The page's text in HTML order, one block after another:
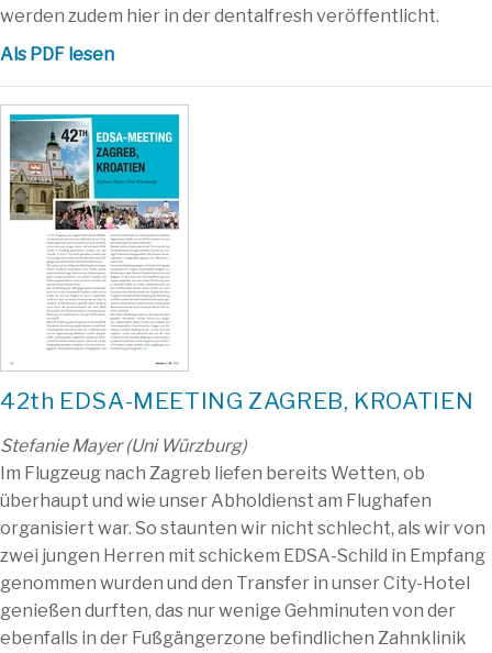
werden zudem hier in der dentalfresh veröffentlicht.
Als PDF lesen
42th EDSA-MEETING ZAGREB, KROATIEN
Stefanie Mayer (Uni Würzburg)
Im Flugzeug nach Zagreb liefen bereits Wetten, ob
überhaupt und wie unser Abholdienst am Flughafen
organisiert war. So staunten wir nicht schlecht, als wir von
zwei jungen Herren mit schickem EDSA-Schild in Empfang
genommen wurden und den Transfer in unser City-Hotel
genießen durften, das nur wenige Gehminuten von der
ebenfalls in der Fußgängerzone befindlichen Zahnklinik